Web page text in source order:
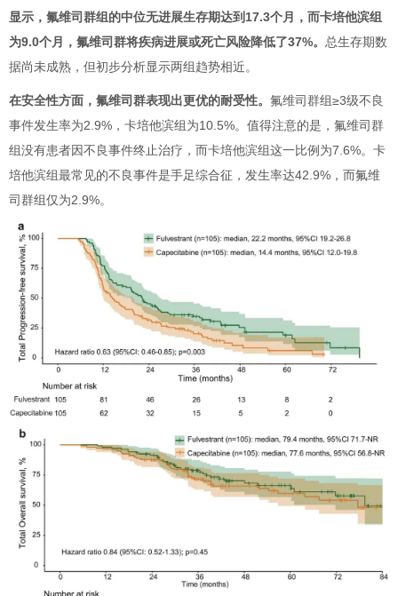
显示，氟维司群组的中位无进展生存期达到17.3个月，而卡培他滨组
为9.0个月，氟维司群将疾病进展或死亡风险降低了37%。 总生存期数
据尚未成熟，但初步分析显示两组趋势相近。
在安全性方面，氟维司群表现出更优的耐受性。 氟维司群组≥3级不良
事件发生率为2.9%，卡培他滨组为10.5%。值得注意的是，氟维司群
组没有患者因不良事件终止治疗，而卡培他滨组这一比例为7.6%。卡
培他滨组最常见的不良事件是手足综合征，发生率达42.9%，而氟维
司群组仅为2.9%。